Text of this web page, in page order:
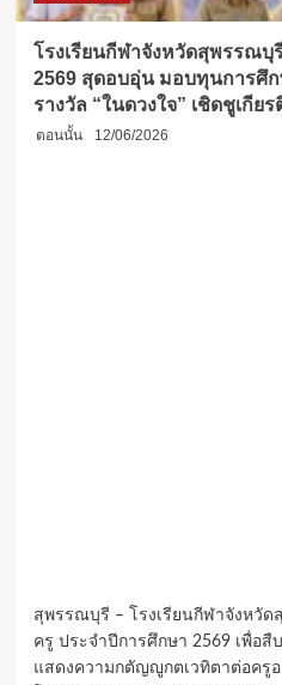
โรงเรียนกีฬาจังหวัดสุพรรณบุ
2569 สุดอบอุ่น มอบทุนการศึ
รางวัล “ในดวงใจ” เชิดชูเกี
ตอนนั้น 12/06/2026
สุพรรณบุรี – โรงเรียนกีฬาจังหวัด
ครู ประจำปีการศึกษา 2569 เพื่อ
แสดงความกตัญญูกตเวทิตาต่อครู